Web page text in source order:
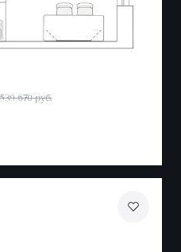
670 руб.